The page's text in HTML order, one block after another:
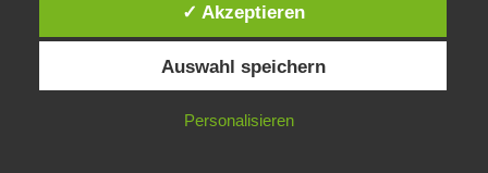
3. November 2019
Diese Website verwendet Cookies. Durch die weitere Nutzung dieser
Website stimmst du der Verwendung von Cookies zu.
IN ORDNUNG
✓ Akzeptieren
Auswahl speichern
Personalisieren